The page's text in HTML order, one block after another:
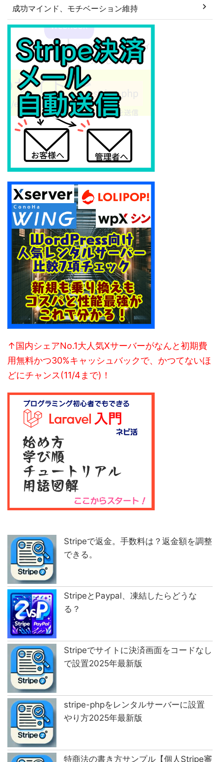
成功マインド、モチベーション維持
↑国内シェアNo.1大人気Xサーバーがなんと初期費
用無料かつ30%キャッシュバックで、かつてないほ
どにチャンス(11/4まで)！
Stripeで返金。手数料は？返金額を調整
できる。
StripeとPaypal、凍結したらどうな
る？
Stripeでサイトに決済画面をコードなし
で設置2025年最新版
stripe-phpをレンタルサーバーに設置
やり方2025年最新版
特商法の書き方サンプル【個人Stripe審